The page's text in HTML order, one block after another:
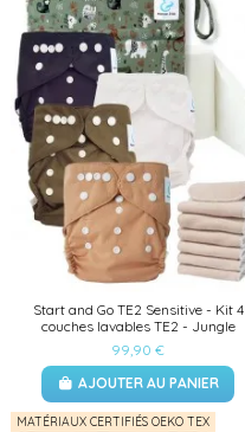
Start and Go TE2 Sensitive - Kit 4
couches lavables TE2 - Jungle
99,90 €
AJOUTER AU PANIER
MATÉRIAUX CERTIFIÉS OEKO TEX